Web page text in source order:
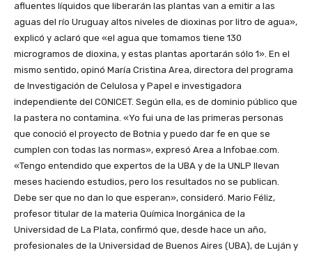
afluentes líquidos que liberarán las plantas van a emitir a las
aguas del río Uruguay altos niveles de dioxinas por litro de agua»,
explicó y aclaró que «el agua que tomamos tiene 130
microgramos de dioxina, y estas plantas aportarán sólo 1». En el
mismo sentido, opinó María Cristina Area, directora del programa
de Investigación de Celulosa y Papel e investigadora
independiente del CONICET. Según ella, es de dominio público que
la pastera no contamina. «Yo fui una de las primeras personas
que conoció el proyecto de Botnia y puedo dar fe en que se
cumplen con todas las normas», expresó Area a Infobae.com.
«Tengo entendido que expertos de la UBA y de la UNLP llevan
meses haciendo estudios, pero los resultados no se publican.
Debe ser que no dan lo que esperan», consideró. Mario Féliz,
profesor titular de la materia Química Inorgánica de la
Universidad de La Plata, confirmó que, desde hace un año,
profesionales de la Universidad de Buenos Aires (UBA), de Luján y